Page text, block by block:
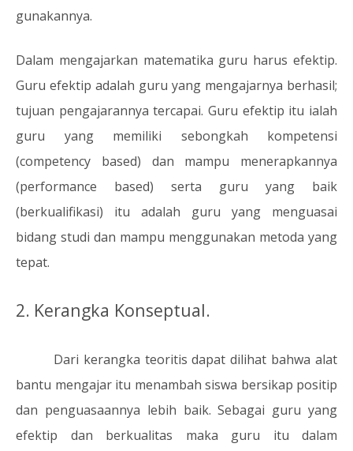
gunakannya.
Dalam mengajarkan matematika guru harus efektip.
Guru efektip adalah guru yang mengajarnya berhasil;
tujuan pengajarannya tercapai. Guru efektip itu ialah
guru yang memiliki sebongkah kompetensi
(competency based) dan mampu menerapkannya
(performance based) serta guru yang baik
(berkualifikasi) itu adalah guru yang menguasai
bidang studi dan mampu menggunakan metoda yang
tepat.
2. Kerangka Konseptual.
Dari kerangka teoritis dapat dilihat bahwa alat
bantu mengajar itu menambah siswa bersikap positip
dan penguasaannya lebih baik. Sebagai guru yang
efektip dan berkualitas maka guru itu dalam